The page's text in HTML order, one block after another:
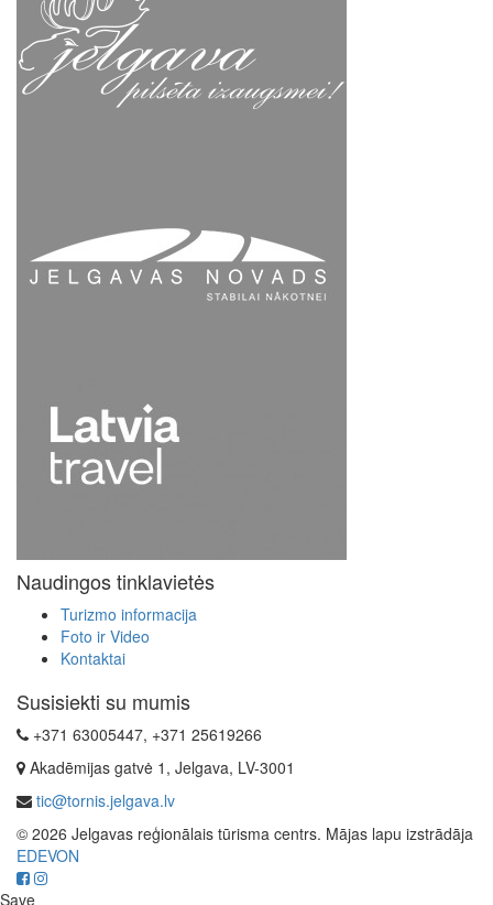
Naudingos tinklavietės
Turizmo informacija
Foto ir Video
Kontaktai
Susisiekti su mumis
+371 63005447, +371 25619266
Akadēmijas gatvė 1, Jelgava, LV-3001
tic@tornis.jelgava.lv
© 2026 Jelgavas reģionālais tūrisma centrs. Mājas lapu izstrādāja
EDEVON
Save